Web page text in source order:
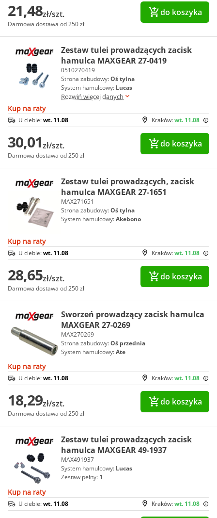
21,48zł/szt.
Darmowa dostawa od 250 zł
do koszyka
Zestaw tulei prowadzących zacisk
hamulca MAXGEAR 27-0419
0510270419
Strona zabudowy:Oś tylna
System hamulcowy: Lucas
Rozwiń więcej danych
Kup na raty
Kraków:wt. 11.08
U ciebie:wt. 11.08
30,01zł/szt.
Darmowa dostawa od 250 zł
do koszyka
Zestaw tulei prowadzących, zacisk
hamulca MAXGEAR 27-1651
MAX271651
Strona zabudowy:Oś tylna
System hamulcowy:Akebono
Kup na raty
Kraków:wt. 11.08
U ciebie:wt. 11.08
28,65zł/szt.
Darmowa dostawa od 250 zł
do koszyka
Sworzeń prowadzący zacisk hamulca
MAXGEAR 27-0269
MAX270269
Strona zabudowy:Oś przednia
System hamulcowy:Ate
Kup na raty
Kraków:wt. 11.08
U ciebie:wt. 11.08
18,29zł/szt.
Darmowa dostawa od 250 zł
do koszyka
Zestaw tulei prowadzących zacisk
hamulca MAXGEAR 49-1937
MAX491937
System hamulcowy: Lucas
Zestaw pełny: 1
Kup na raty
Kraków:wt. 11.08
U ciebie:wt. 11.08